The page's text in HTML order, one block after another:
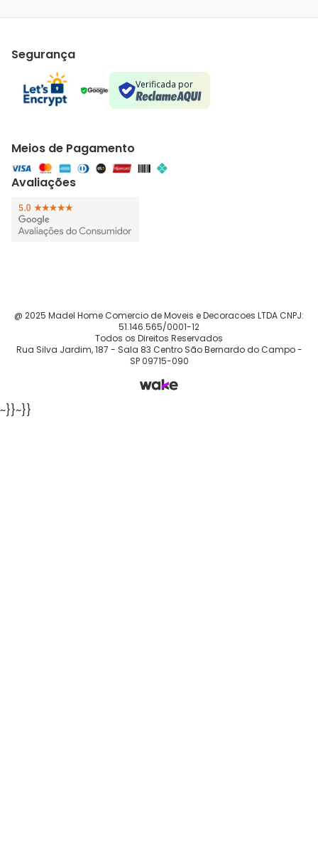
Segurança
Verificada por
Meios de Pagamento
Avaliações
@ 2025 Madel Home Comercio de Moveis e Decoracoes LTDA CNPJ:
51.146.565/0001-12
Todos os Direitos Reservados
Rua Silva Jardim, 187 - Sala 83 Centro São Bernardo do Campo -
SP 09715-090
~}}~}}